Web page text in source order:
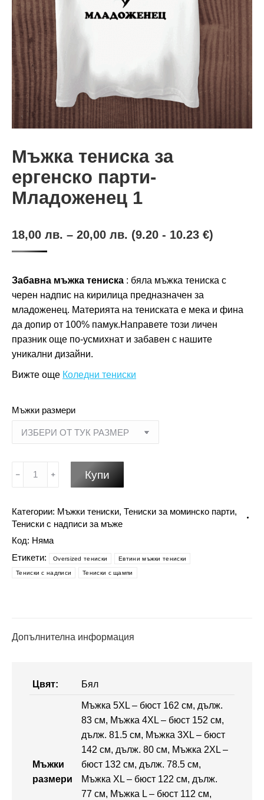
Мъжка тениска за
ергенско парти-
Младоженец 1
18,00 лв. – 20,00 лв. (9.20 - 10.23 €)
Забавна мъжка тениска : бяла мъжка тениска с
черен надпис на кирилица предназначен за
младоженец. Материята на тениската е мека и фина
да допир от 100% памук.Направете този личен
празник още по-усмихнат и забавен с нашите
уникални дизайни.
Вижте още Коледни тениски
Мъжки размери
тениска
за
ергенско
парти-
Младоженец
Купи
Категории: Мъжки тениски, Тениски за моминско парти,
Тениски с надписи за мъже
Код: Няма
Етикети:
Oversized тениски Евтини мъжки тениски
Тениски с надписи Тениски с щампи
Допълнителна информация
Цвят: Бял
Мъжки
размери
Мъжка 5XL – бюст 162 см, дълж.
83 см, Мъжка 4XL – бюст 152 см,
дълж. 81.5 см, Мъжка 3XL – бюст
142 см, дълж. 80 см, Мъжка 2XL –
бюст 132 см, дълж. 78.5 см,
Мъжка XL – бюст 122 см, дълж.
77 см, Мъжка L – бюст 112 см,